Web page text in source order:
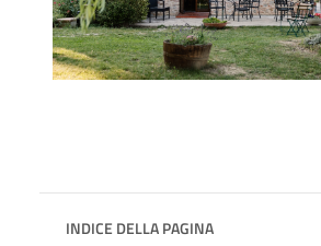
INDICE DELLA PAGINA